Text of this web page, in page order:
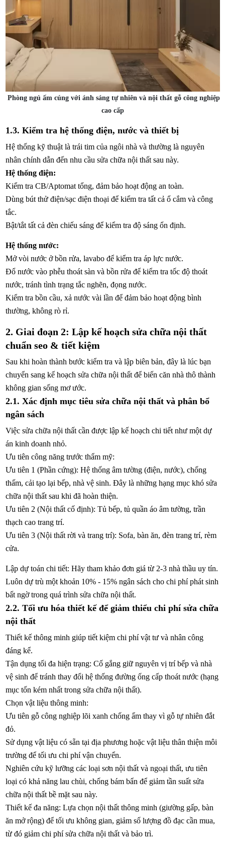
Phòng ngủ ấm cúng với ánh sáng tự nhiên và nội thất gỗ công nghiệp
cao cấp
1.3. Kiểm tra hệ thống điện, nước và thiết bị
Hệ thống kỹ thuật là trái tim của ngôi nhà và thường là nguyên
nhân chính dẫn đến nhu cầu sửa chữa nội thất sau này.
Hệ thống điện:
Kiểm tra CB/Aptomat tổng, đảm bảo hoạt động an toàn.
Dùng bút thử điện/sạc điện thoại để kiểm tra tất cả ổ cắm và công
tắc.
Bật/tắt tất cả đèn chiếu sáng để kiểm tra độ sáng ổn định.
Hệ thống nước:
Mở vòi nước ở bồn rửa, lavabo để kiểm tra áp lực nước.
Đổ nước vào phễu thoát sàn và bồn rửa để kiểm tra tốc độ thoát
nước, tránh tình trạng tắc nghẽn, đọng nước.
Kiểm tra bồn cầu, xả nước vài lần để đảm bảo hoạt động bình
thường, không rò rỉ.
2. Giai đoạn 2: Lập kế hoạch sửa chữa nội thất
chuẩn seo & tiết kiệm
Sau khi hoàn thành bước kiểm tra và lập biên bản, đây là lúc bạn
chuyển sang kế hoạch sửa chữa nội thất để biến căn nhà thô thành
không gian sống mơ ước.
2.1. Xác định mục tiêu sửa chữa nội thất và phân bổ
ngân sách
Việc sửa chữa nội thất cần được lập kế hoạch chi tiết như một dự
án kinh doanh nhỏ.
Ưu tiên công năng trước thẩm mỹ:
Ưu tiên 1 (Phần cứng): Hệ thống âm tường (điện, nước), chống
thấm, cải tạo lại bếp, nhà vệ sinh. Đây là những hạng mục khó sửa
chữa nội thất sau khi đã hoàn thiện.
Ưu tiên 2 (Nội thất cố định): Tủ bếp, tủ quần áo âm tường, trần
thạch cao trang trí.
Ưu tiên 3 (Nội thất rời và trang trí): Sofa, bàn ăn, đèn trang trí, rèm
cửa.
Lập dự toán chi tiết: Hãy tham khảo đơn giá từ 2-3 nhà thầu uy tín.
Luôn dự trù một khoản 10% - 15% ngân sách cho chi phí phát sinh
bất ngờ trong quá trình sửa chữa nội thất.
2.2. Tối ưu hóa thiết kế để giảm thiểu chi phí sửa chữa
nội thất
Thiết kế thông minh giúp tiết kiệm chi phí vật tư và nhân công
đáng kể.
Tận dụng tối đa hiện trạng: Cố gắng giữ nguyên vị trí bếp và nhà
vệ sinh để tránh thay đổi hệ thống đường ống cấp thoát nước (hạng
mục tốn kém nhất trong sửa chữa nội thất).
Chọn vật liệu thông minh:
Ưu tiên gỗ công nghiệp lõi xanh chống ẩm thay vì gỗ tự nhiên đắt
đỏ.
Sử dụng vật liệu có sẵn tại địa phương hoặc vật liệu thân thiện môi
trường để tối ưu chi phí vận chuyển.
Nghiên cứu kỹ lưỡng các loại sơn nội thất và ngoại thất, ưu tiên
loại có khả năng lau chùi, chống bám bẩn để giảm tần suất sửa
chữa nội thất bề mặt sau này.
Thiết kế đa năng: Lựa chọn nội thất thông minh (giường gấp, bàn
ăn mở rộng) để tối ưu không gian, giảm số lượng đồ đạc cần mua,
từ đó giảm chi phí sửa chữa nội thất và bảo trì.